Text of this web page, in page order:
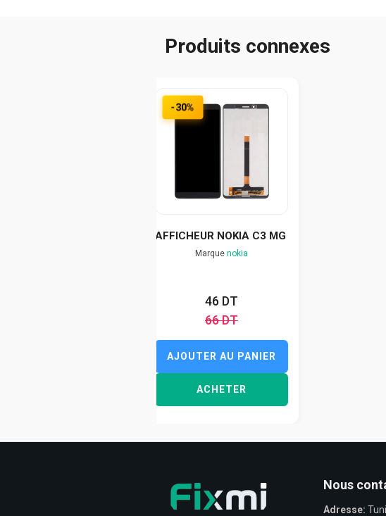
Produits connexes
-30%
AFFICHEUR NOKIA C3 MG
Marque nokia
46 DT
66 DT
AJOUTER AU PANIER
ACHETER
Nous
Adresse: